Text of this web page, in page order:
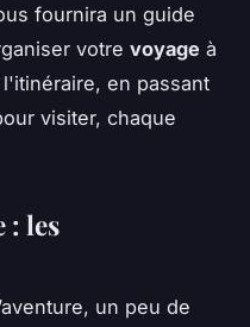
fournira un guide
votre voyage à
en passant
visiter, chaque
: les
un peu de